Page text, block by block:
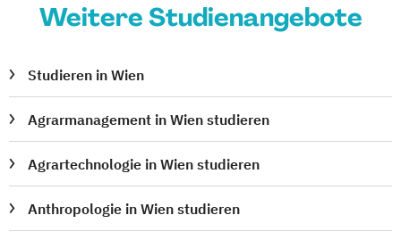
Weitere Studienangebote
Studieren in Wien
Agrarmanagement in Wien studieren
Agrartechnologie in Wien studieren
Anthropologie in Wien studieren